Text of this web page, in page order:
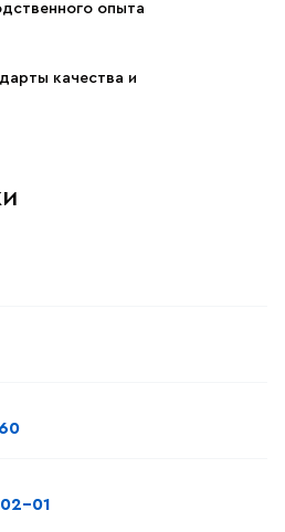
опыта
качества и
01